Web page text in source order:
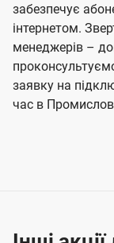
забезпечує
інтернетом.
менеджерів –
заявку на
час в